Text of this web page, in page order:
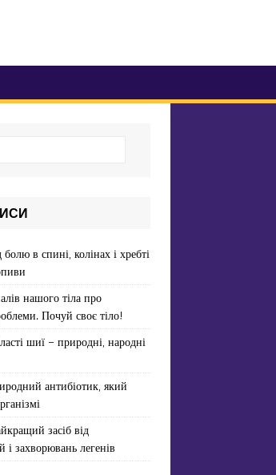
в спині, колінах і хребті
нашого тіла про
Почуй своє тіло!
шиї – природні, народні
антибіотик, який
засіб від
і захворювань легенів